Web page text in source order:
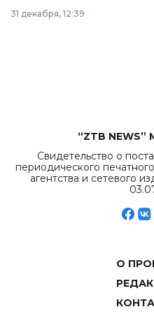
в Астане из
республиканского
31 декабря, 12:39
“ZTB NEWS”
Свидетельство о
периодического
агентства и сетевого
О